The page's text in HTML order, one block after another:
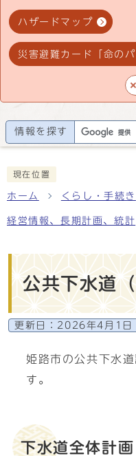
ハザードマップ
災害避難カード「命のパ
情報を探す
現在位置
ホーム くらし・手続き
経営情報、長期計画、統計
公共下水道
更新日： 2026年4月1日
姫路市の公共下水
す。
下水道全体計画